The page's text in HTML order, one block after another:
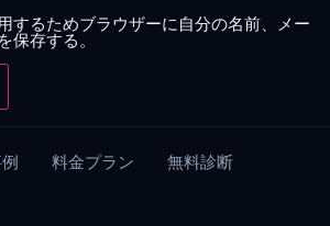
するためブラウザーに自分の名前、メー
保存する。
料金プラン
無料診断